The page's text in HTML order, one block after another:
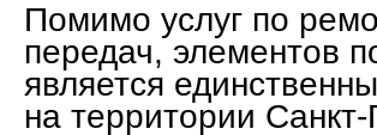
Помимо услуг по
передач, элементов
является
на территории